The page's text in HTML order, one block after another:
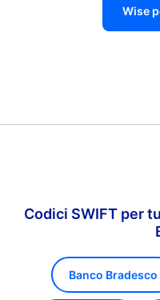
Wise
Codici SWIFT per
Banco Bradesco